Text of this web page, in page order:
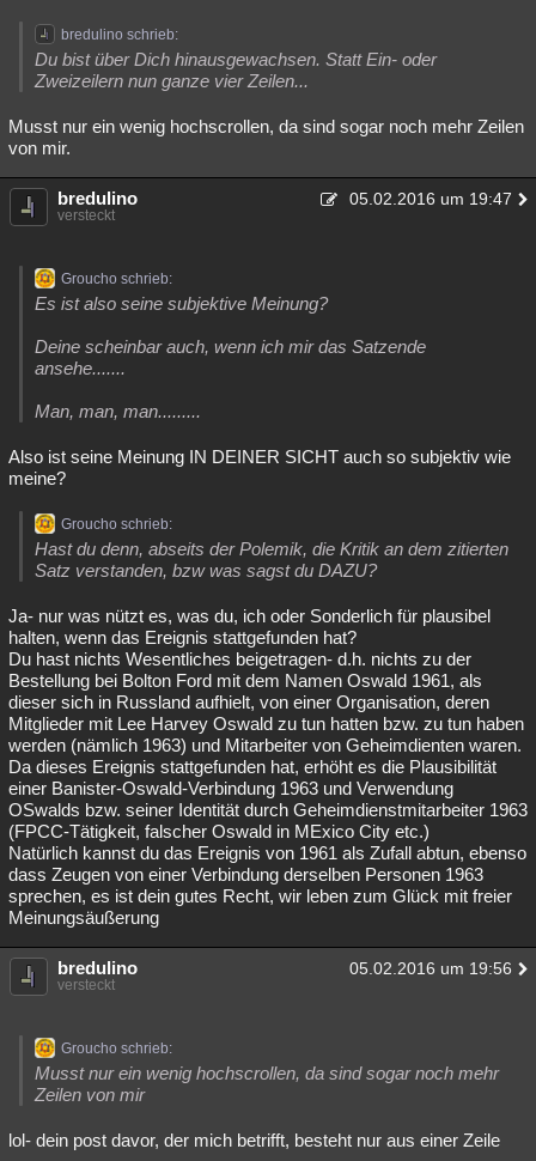
bredulino schrieb:
Du bist über Dich hinausgewachsen. Statt Ein- oder
Zweizeilern nun ganze vier Zeilen...
Musst nur ein wenig hochscrollen, da sind sogar noch mehr Zeilen
von mir.
bredulino 05.02.2016 um 19:47
versteckt
Groucho schrieb:
Es ist also seine subjektive Meinung?
Deine scheinbar auch, wenn ich mir das Satzende
ansehe.......
Man, man, man.........
Also ist seine Meinung IN DEINER SICHT auch so subjektiv wie
meine?
Groucho schrieb:
Hast du denn, abseits der Polemik, die Kritik an dem zitierten
Satz verstanden, bzw was sagst du DAZU?
Ja- nur was nützt es, was du, ich oder Sonderlich für plausibel
halten, wenn das Ereignis stattgefunden hat?
Du hast nichts Wesentliches beigetragen- d.h. nichts zu der
Bestellung bei Bolton Ford mit dem Namen Oswald 1961, als
dieser sich in Russland aufhielt, von einer Organisation, deren
Mitglieder mit Lee Harvey Oswald zu tun hatten bzw. zu tun haben
werden (nämlich 1963) und Mitarbeiter von Geheimdienten waren.
Da dieses Ereignis stattgefunden hat, erhöht es die Plausibilität
einer Banister-Oswald-Verbindung 1963 und Verwendung
OSwalds bzw. seiner Identität durch Geheimdienstmitarbeiter 1963
(FPCC-Tätigkeit, falscher Oswald in MExico City etc.)
Natürlich kannst du das Ereignis von 1961 als Zufall abtun, ebenso
dass Zeugen von einer Verbindung derselben Personen 1963
sprechen, es ist dein gutes Recht, wir leben zum Glück mit freier
Meinungsäußerung
bredulino 05.02.2016 um 19:56
versteckt
Groucho schrieb:
Musst nur ein wenig hochscrollen, da sind sogar noch mehr
Zeilen von mir
lol- dein post davor, der mich betrifft, besteht nur aus einer Zeile